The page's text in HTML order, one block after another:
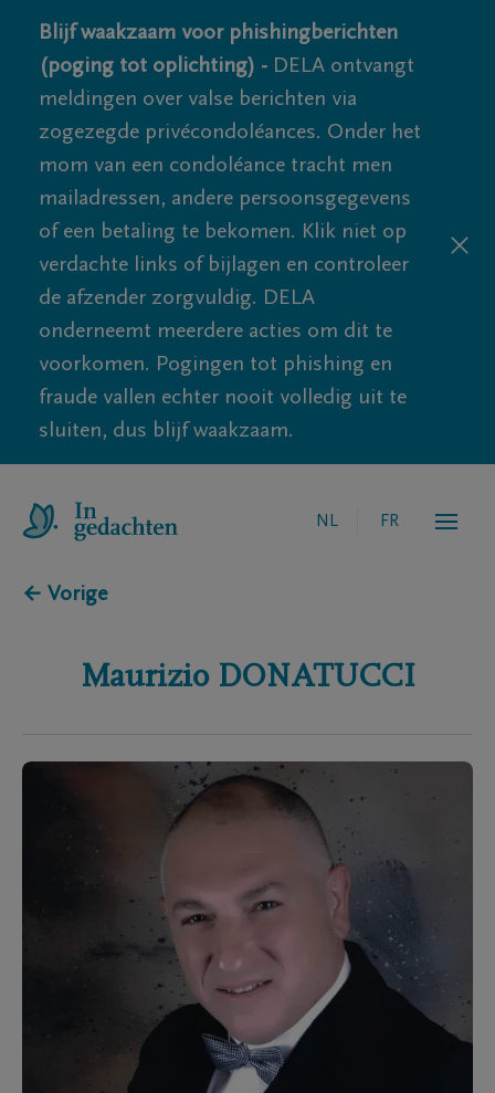
Blijf waakzaam voor phishingberichten
(poging tot oplichting) - DELA ontvangt
meldingen over valse berichten via
zogezegde privécondoléances. Onder het
mom van een condoléance tracht men
mailadressen, andere persoonsgegevens
of een betaling te bekomen. Klik niet op
verdachte links of bijlagen en controleer
de afzender zorgvuldig. DELA
onderneemt meerdere acties om dit te
voorkomen. Pogingen tot phishing en
fraude vallen echter nooit volledig uit te
sluiten, dus blijf waakzaam.
NL FR
← Vorige
Maurizio DONATUCCI